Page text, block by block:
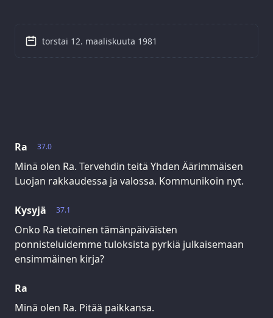
37.0
Ra
Minä olen Ra. Tervehdin teitä Yhden Äärimmäisen
Luojan rakkaudessa ja valossa. Kommunikoin nyt.
37.1
Kysyjä
Onko Ra tietoinen tämänpäiväisten
ponnisteluidemme tuloksista pyrkiä julkaisemaan
ensimmäinen kirja?
Ra
Minä olen Ra. Pitää paikkansa.
torstai 12. maaliskuuta 1981